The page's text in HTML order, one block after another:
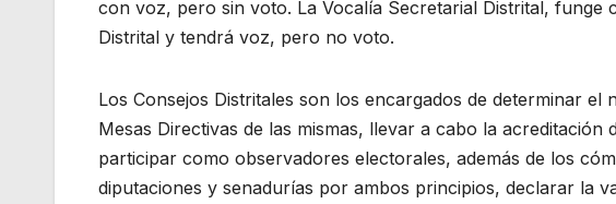
con voz, pero sin voto. La Vocalía Secretarial Distrital, funge
Distrital y tendrá voz, pero no voto.
Los Consejos Distritales son los encargados de determinar
Mesas Directivas de las mismas, llevar a cabo la
participar como observadores electorales, además de los
diputaciones y senadurías por ambos principios, declarar la